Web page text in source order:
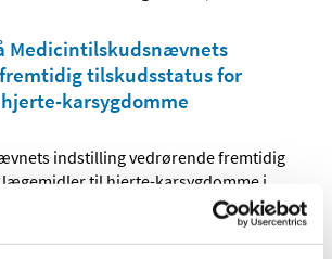
Medicintilskudsnævnets
tilskudsstatus for
karsygdomme
indstilling vedrørende fremtidig
til hjerte-karsygdomme i
tilskudsstatus for lægemidler